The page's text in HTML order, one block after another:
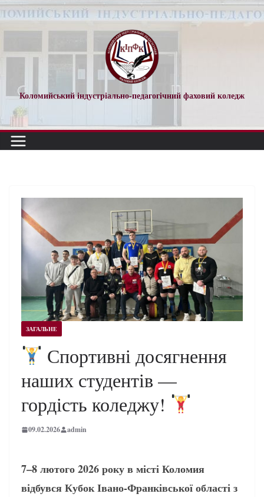
Коломийський індустріально-педагогічний фаховий коледж
ЗАГАЛЬНЕ
Спортивні досягнення
наших студентів —
гордість коледжу!
09.02.2026 admin
7–8 лютого 2026 року в місті Коломия
відбувся Кубок Івано-Франківської області з